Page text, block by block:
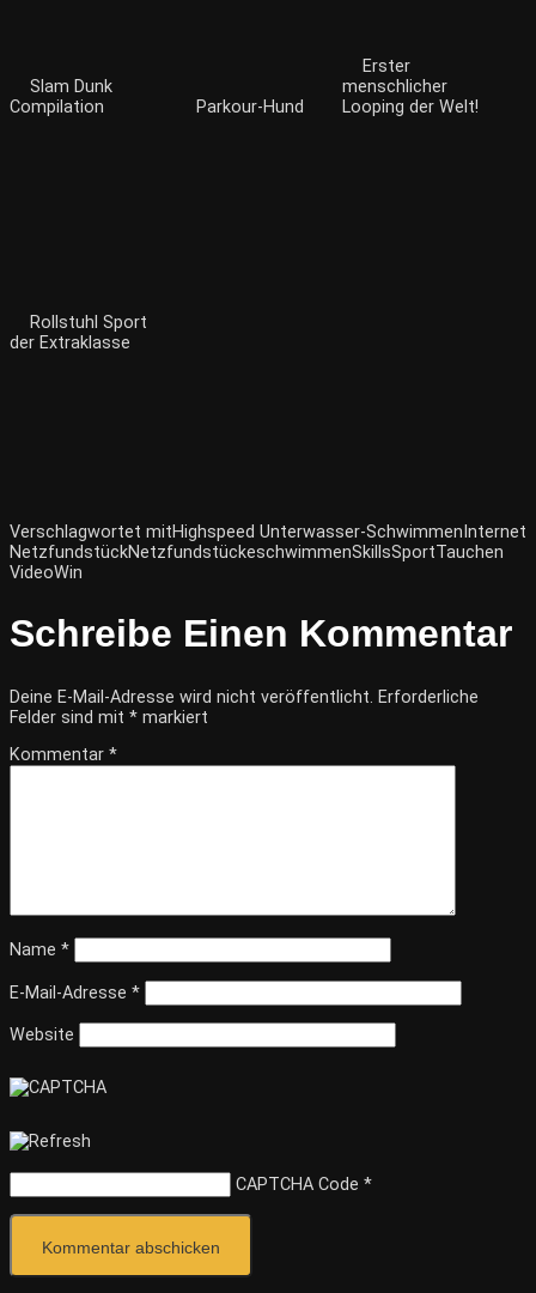
Slam Dunk
Compilation
Parkour-Hund
Erster
menschlicher
Looping der Welt!
Rollstuhl Sport
der Extraklasse
Verschlagwortet mitHighspeed Unterwasser-Schwimmen Internet
NetzfundstückNetzfundstückeschwimmenSkillsSportTauchen
VideoWin
Schreibe Einen Kommentar
Deine E-Mail-Adresse wird nicht veröffentlicht. Erforderliche
Felder sind mit * markiert
Kommentar *
Name *
E-Mail-Adresse *
Website
CAPTCHA Code *